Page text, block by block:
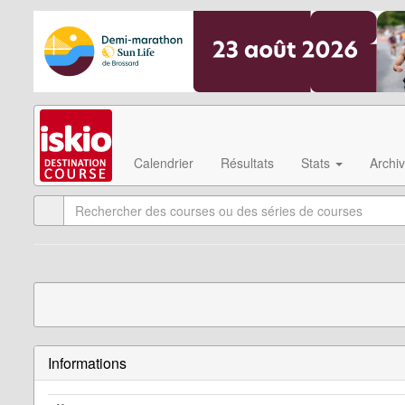
Calendrier Résultats Stats
Informations